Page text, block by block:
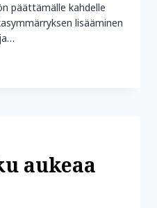
päättämälle kahdelle
lisääminen
aukeaa